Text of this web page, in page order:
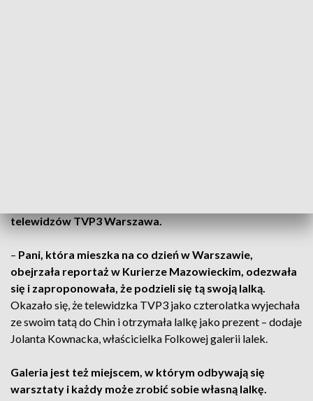
telewidzów TVP3 Warszawa.
– Pani, która mieszka na co dzień w Warszawie,
obejrzała reportaż w Kurierze Mazowieckim, odezwała
się i zaproponowała, że podzieli się tą swoją lalką.
Okazało się, że telewidzka TVP3 jako czterolatka wyjechała
ze swoim tatą do Chin i otrzymała lalkę jako prezent – dodaje
Jolanta Kownacka, właścicielka Folkowej galerii lalek.
Galeria jest też miejscem, w którym odbywają się
warsztaty i każdy może zrobić sobie własną lalkę.